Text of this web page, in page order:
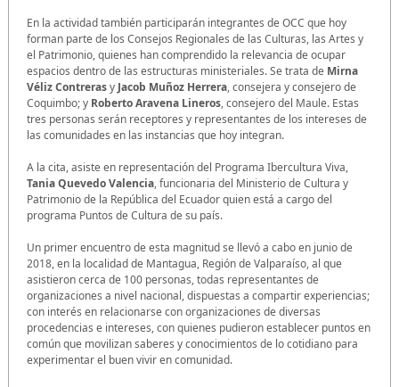
En la actividad también participarán integrantes de OCC que hoy
forman parte de los Consejos Regionales de las Culturas, las Artes y
el Patrimonio, quienes han comprendido la relevancia de ocupar
espacios dentro de las estructuras ministeriales. Se trata de Mirna
Véliz ContrerasyJacob Muñoz Herrera, consejera y consejero de
Coquimbo; y Roberto Aravena Lineros, consejero del Maule. Estas
tres personas serán receptores y representantes de los intereses de
las comunidades en las instancias que hoy integran.
A la cita, asiste en representación del Programa Ibercultura Viva,
Tania Quevedo Valencia, funcionaria del Ministerio de Cultura y
Patrimonio de la República del Ecuador quien está a cargo del
programa Puntos de Cultura de su país.
Un primer encuentro de esta magnitud se llevó a cabo en junio de
2018, en la localidad de Mantagua, Región de Valparaíso, al que
asistieron cerca de 100 personas, todas representantes de
organizaciones a nivel nacional, dispuestas a compartir experiencias;
con interés en relacionarse con organizaciones de diversas
procedencias e intereses, con quienes pudieron establecer puntos en
común que movilizan saberes y conocimientos de lo cotidiano para
experimentar el buen vivir en comunidad.